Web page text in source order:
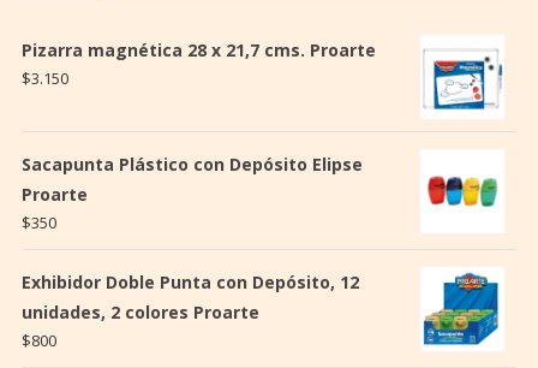
Pizarra magnética 28 x 21,7 cms. Proarte
$3.150
Sacapunta Plástico con Depósito Elipse
Proarte
$350
Exhibidor Doble Punta con Depósito, 12
unidades, 2 colores Proarte
$800